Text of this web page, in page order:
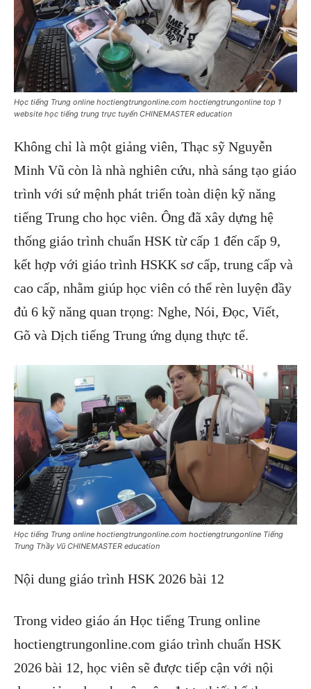
Học tiếng Trung online hoctiengtrungonline.com hoctiengtrungonline top 1
website học tiếng trung trực tuyến CHINEMASTER education
Không chỉ là một giảng viên, Thạc sỹ Nguyễn
Minh Vũ còn là nhà nghiên cứu, nhà sáng tạo giáo
trình với sứ mệnh phát triển toàn diện kỹ năng
tiếng Trung cho học viên. Ông đã xây dựng hệ
thống giáo trình chuẩn HSK từ cấp 1 đến cấp 9,
kết hợp với giáo trình HSKK sơ cấp, trung cấp và
cao cấp, nhằm giúp học viên có thể rèn luyện đầy
đủ 6 kỹ năng quan trọng: Nghe, Nói, Đọc, Viết,
Gõ và Dịch tiếng Trung ứng dụng thực tế.
Học tiếng Trung online hoctiengtrungonline.com hoctiengtrungonline Tiếng
Trung Thầy Vũ CHINEMASTER education
Nội dung giáo trình HSK 2026 bài 12
Trong video giáo án Học tiếng Trung online
hoctiengtrungonline.com giáo trình chuẩn HSK
2026 bài 12, học viên sẽ được tiếp cận với nội